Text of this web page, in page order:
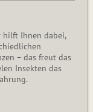
hilft Ihnen dabei,
– das freut das
Insekten das